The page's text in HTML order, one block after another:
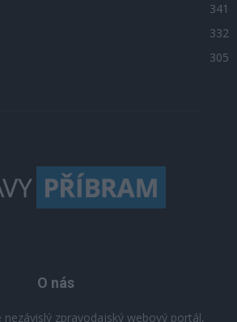
341
332
305
O nás
zpravodajský webový portál,